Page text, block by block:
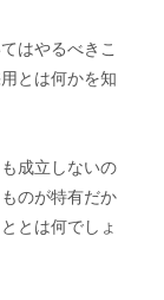
はやるべきこ
とは何かを知
成立しないの
のが特有だか
とは何でしょ